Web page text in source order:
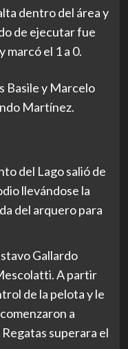
dentro del área y
de ejecutar fue
marcó el 1 a 0.
Basile y Marcelo
Martínez.
del Lago salió de
llevándose la
del arquero para
Gallardo
A partir
de la pelota y le
a
superara el